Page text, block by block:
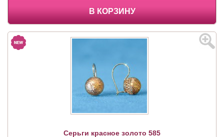
В КОРЗИНУ
Серьги красное золото 585